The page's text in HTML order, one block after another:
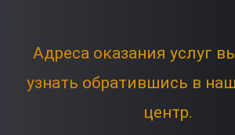
Адреса оказания услуг
узнать обратившись в
центр.